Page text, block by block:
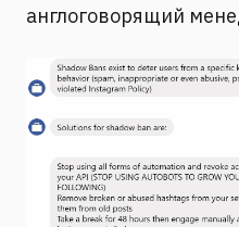
англоговорящий